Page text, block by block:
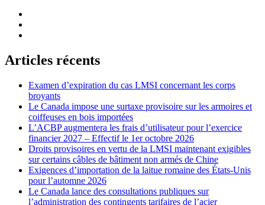
Articles récents
Examen d’expiration du cas LMSI concernant les corps
broyants
Le Canada impose une surtaxe provisoire sur les armoires et
coiffeuses en bois importées
L’ACBP augmentera les frais d’utilisateur pour l’exercice
financier 2027 – Effectif le 1er octobre 2026
Droits provisoires en vertu de la LMSI maintenant exigibles
sur certains câbles de bâtiment non armés de Chine
Exigences d’importation de la laitue romaine des États-Unis
pour l’automne 2026
Le Canada lance des consultations publiques sur
l’administration des contingents tarifaires de l’acier